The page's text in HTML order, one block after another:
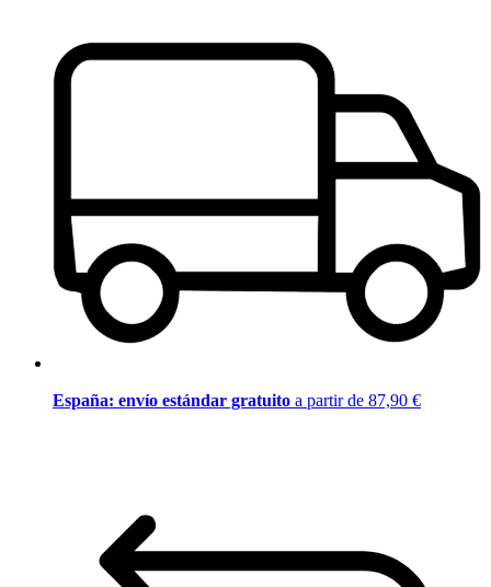
España: envío estándar gratuito a partir de 87,90 €